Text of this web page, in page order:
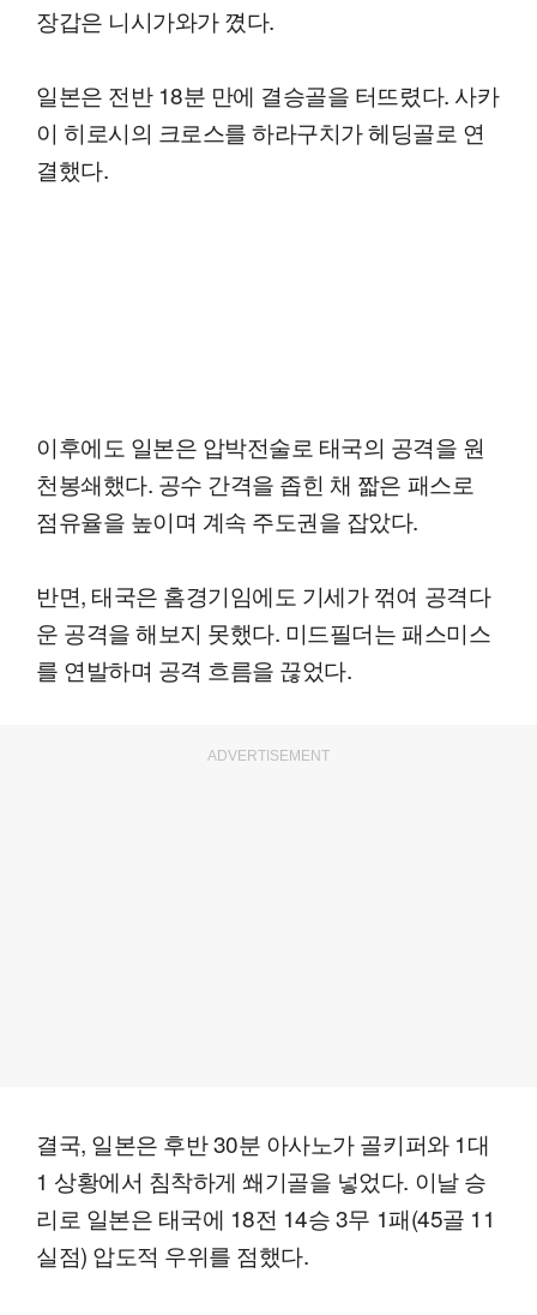
장갑은 니시가와가 꼈다.
일본은 전반 18분 만에 결승골을 터뜨렸다. 사카
이 히로시의 크로스를 하라구치가 헤딩골로 연
결했다.
이후에도 일본은 압박전술로 태국의 공격을 원
천봉쇄했다. 공수 간격을 좁힌 채 짧은 패스로
점유율을 높이며 계속 주도권을 잡았다.
반면, 태국은 홈경기임에도 기세가 꺾여 공격다
운 공격을 해보지 못했다. 미드필더는 패스미스
를 연발하며 공격 흐름을 끊었다.
ADVERTISEMENT
결국, 일본은 후반 30분 아사노가 골키퍼와 1대
1 상황에서 침착하게 쐐기골을 넣었다. 이날 승
리로 일본은 태국에 18전 14승 3무 1패(45골 11
실점) 압도적 우위를 점했다.